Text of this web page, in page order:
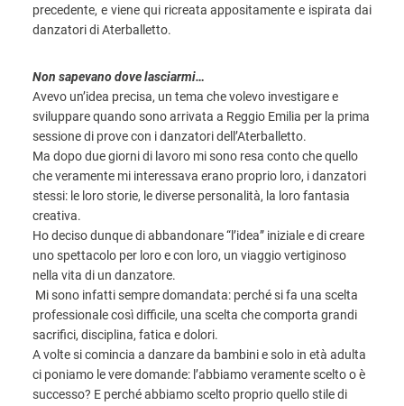
precedente, e viene qui ricreata appositamente e ispirata dai
danzatori di Aterballetto.
Non sapevano dove lasciarmi…
Avevo un’idea precisa, un tema che volevo investigare e
sviluppare quando sono arrivata a Reggio Emilia per la prima
sessione di prove con i danzatori dell’Aterballetto.
Ma dopo due giorni di lavoro mi sono resa conto che quello
che veramente mi interessava erano proprio loro, i danzatori
stessi: le loro storie, le diverse personalità, la loro fantasia
creativa.
Ho deciso dunque di abbandonare “l’idea” iniziale e di creare
uno spettacolo per loro e con loro, un viaggio vertiginoso
nella vita di un danzatore.
Mi sono infatti sempre domandata: perché si fa una scelta
professionale così difficile, una scelta che comporta grandi
sacrifici, disciplina, fatica e dolori.
A volte si comincia a danzare da bambini e solo in età adulta
ci poniamo le vere domande: l’abbiamo veramente scelto o è
successo? E perché abbiamo scelto proprio quello stile di